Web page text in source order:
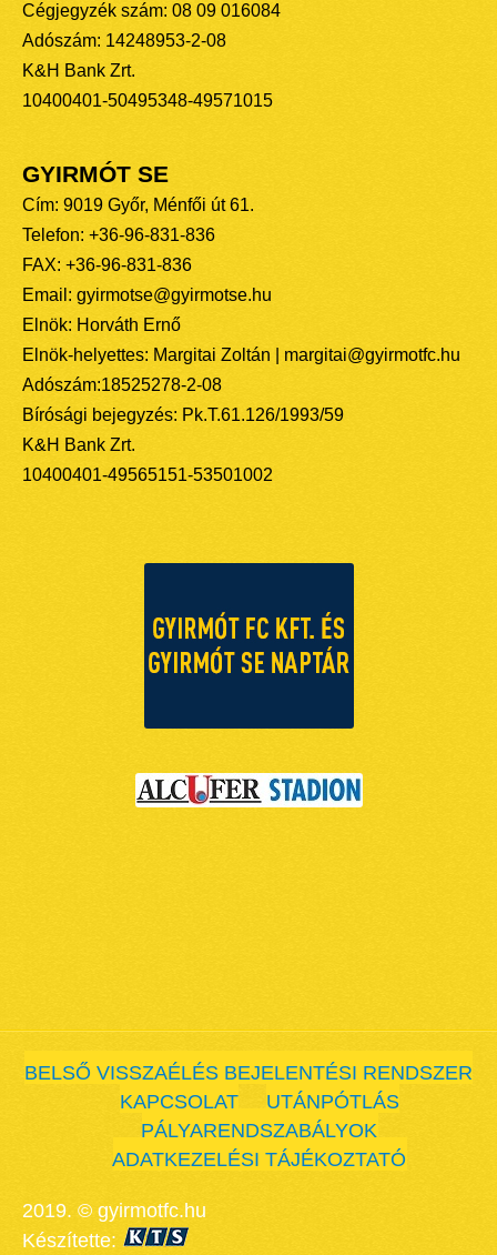
Cégjegyzék szám: 08 09 016084
Adószám: 14248953-2-08
K&H Bank Zrt.
10400401-50495348-49571015
GYIRMÓT SE
Cím: 9019 Győr, Ménfői út 61.
Telefon: +36-96-831-836
FAX: +36-96-831-836
Email: gyirmotse@gyirmotse.hu
Elnök: Horváth Ernő
Elnök-helyettes: Margitai Zoltán | margitai@gyirmotfc.hu
Adószám:18525278-2-08
Bírósági bejegyzés: Pk.T.61.126/1993/59
K&H Bank Zrt.
10400401-49565151-53501002
BELSŐ VISSZAÉLÉS BEJELENTÉSI RENDSZER
KAPCSOLAT
UTÁNPÓTLÁS
PÁLYARENDSZABÁLYOK
ADATKEZELÉSI TÁJÉKOZTATÓ
2019. © gyirmotfc.hu
Készítette: